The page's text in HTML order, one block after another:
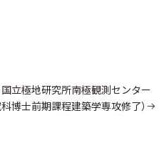
立極地研究所南極観測センター
博士前期課程建築学専攻修了）